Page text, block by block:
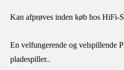
Kan afprøves inden køb hos HiFi-
En velfungerende og velspillende
pladespiller..